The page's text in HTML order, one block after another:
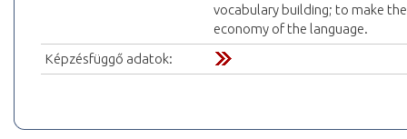
vocabulary building; to make
economy of the language.
Képzésfüggő adatok: